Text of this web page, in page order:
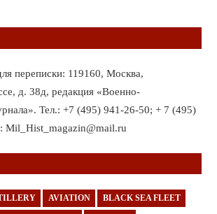
переписки: 119160, Москва,
д. 38д, редакция «Военно-
Тел.: +7 (495) 941-26-50; + 7 (495)
Mil_Hist_magazin@mail.ru
AVIATION BLACK SEA FLEET